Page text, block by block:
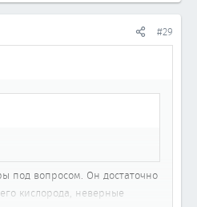
#29
под вопросом. Он достаточно
кислорода, неверные